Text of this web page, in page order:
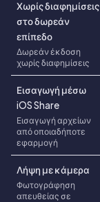
Χωρίς διαφημίσεις
στο δωρεάν
επίπεδο
Δωρεάν έκδοση
χωρίς διαφημίσεις
Εισαγωγή μέσω
iOS Share
Εισαγωγή αρχείων
από οποιαδήποτε
εφαρμογή
Λήψη με κάμερα
Φωτογράφηση
απευθείας σε